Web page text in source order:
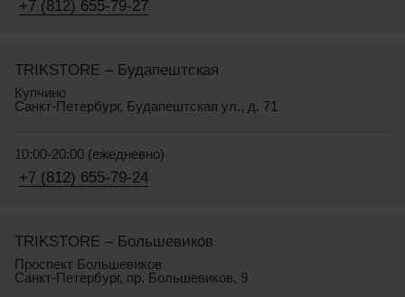
+7 (812) 655-79-27
TRIKSTORE – Будапештская
Купчино
Санкт-Петербург, Будапештская ул., д. 71
10:00-20:00 (ежедневно)
+7 (812) 655-79-24
TRIKSTORE – Большевиков
Проспект Большевиков
Санкт-Петербург, пр. Большевиков, 9